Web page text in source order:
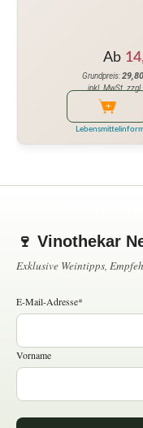
Ab
Grundpreis:29,80
inkl. MwSt. zzgl.
🍷 Vinothekar
Exklusive Weintipps,
E-Mail-Adresse*
Vorname